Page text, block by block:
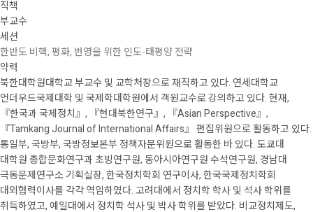
직책
부교수
세션
한반도 비핵, 평화, 번영을 위한 인도-태평양 전략
약력
북한대학원대학교 부교수 및 교학처장으로 재직하고 있다. 연세대학교
언더우드국제대학 및 국제학대학원에서 객원교수로 강의하고 있다. 현재,
『한국과 국제정치』, 『현대북한연구』, 『Asian Perspective』,
『Tamkang Journal of International Affairs』 편집위원으로 활동하고 있다.
통일부, 국방부, 국방정보본부 정책자문위원으로 활동한 바 있다. 도쿄대
대학원 총합문화연구과 초빙연구원, 동아시아연구원 수석연구원, 경남대
극동문제연구소 기획실장, 한국정치학회 연구이사, 한국국제정치학회
대외협력이사를 각각 역임하였다. 고려대에서 정치학 학사 및 석사 학위를
취득하였고, 예일대에서 정치학 석사 및 박사 학위를 받았다. 비교정치제도,